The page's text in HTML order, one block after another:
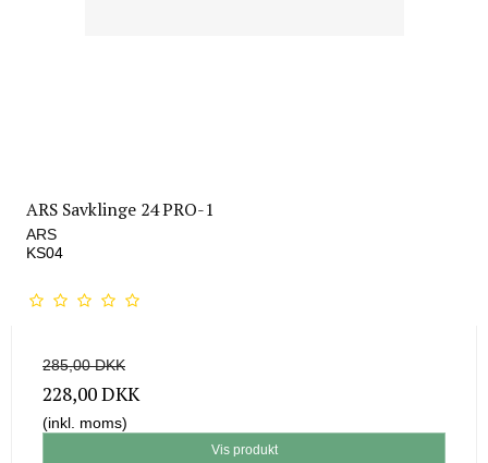
ARS Savklinge 24 PRO-1
ARS
KS04
285,00 DKK
228,00 DKK
(inkl. moms)
Vis produkt